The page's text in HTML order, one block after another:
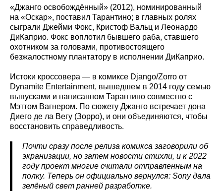
«Джанго освобождённый» (2012), номинированный
на «Оскар», поставил Тарантино; в главных ролях
сыграли Джейми Фокс, Кристоф Вальц и Леонардо
ДиКаприо. Фокс воплотил бывшего раба, ставшего
охотником за головами, противостоящего
безжалостному плантатору в исполнении ДиКаприо.
Истоки кроссовера — в комиксе Django/Zorro от
Dynamite Entertainment, вышедшем в 2014 году семью
выпусками и написанном Тарантино совместно с
Мэттом Вагнером. По сюжету Джанго встречает дона
Диего де ла Вегу (Зорро), и они объединяются, чтобы
восстановить справедливость.
Почти сразу после релиза комикса заговорили об
экранизации, но затем новости стихли, и к 2022
году проект многие считали отправленным на
полку. Теперь он официально вернулся: Sony дала
зелёный свет ранней разработке.